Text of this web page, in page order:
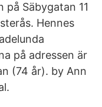
Säbygatan 11
Hennes
på adressen är
(74 år). by Ann